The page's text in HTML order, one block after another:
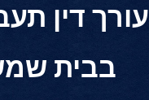
עורך דין
בבית